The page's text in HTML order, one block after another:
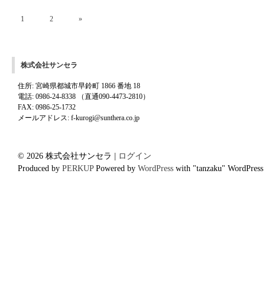
1 2 »
株式会社サンセラ
住所: 宮崎県都城市早鈴町 1866 番地 18
電話: 0986-24-8338 （直通090-4473-2810）
FAX: 0986-25-1732
メールアドレス: f-kurogi@sunthera.co.jp
© 2026 株式会社サンセラ |
ログイン
Produced by PERKUPPowered by WordPress with "tanzaku"